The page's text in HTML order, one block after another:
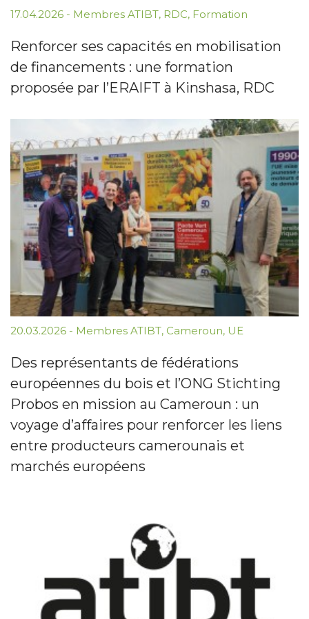
17.04.2026 - Membres ATIBT, RDC, Formation
Renforcer ses capacités en mobilisation
de financements : une formation
proposée par l’ERAIFT à Kinshasa, RDC
20.03.2026 - Membres ATIBT, Cameroun, UE
Des représentants de fédérations
européennes du bois et l’ONG Stichting
Probos en mission au Cameroun : un
voyage d’affaires pour renforcer les liens
entre producteurs camerounais et
marchés européens